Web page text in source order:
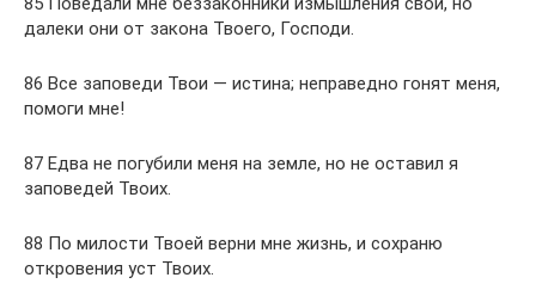
далеки они от закона Твоего, Господи.
86 Все заповеди Твои — истина; неправедно гонят меня,
помоги мне!
87 Едва не погубили меня на земле, но не оставил я
заповедей Твоих.
88 По милости Твоей верни мне жизнь, и сохраню
откровения уст Твоих.